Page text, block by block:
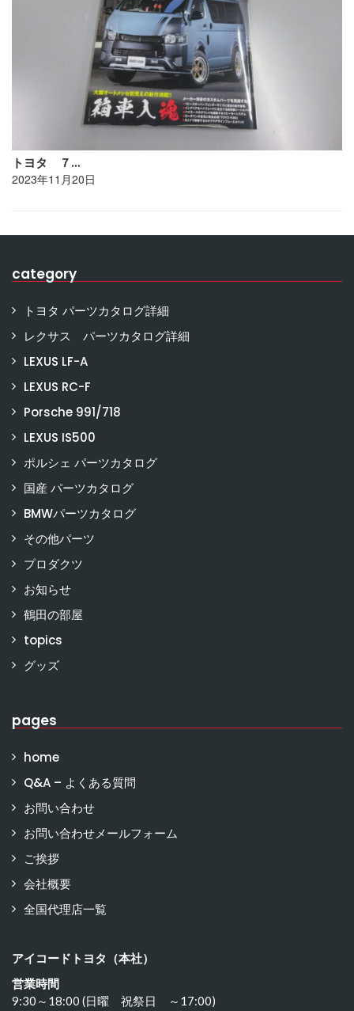
トヨタ ７…
2023年11月20日
category
トヨタ パーツカタログ詳細
レクサス パーツカタログ詳細
LEXUS LF-A
LEXUS RC-F
Porsche 991/718
LEXUS IS500
ポルシェ パーツカタログ
国産 パーツカタログ
BMWパーツカタログ
その他パーツ
プロダクツ
お知らせ
鶴田の部屋
topics
グッズ
pages
home
Q&A – よくある質問
お問い合わせ
お問い合わせメールフォーム
ご挨拶
会社概要
全国代理店一覧
アイコードトヨタ（本社）
営業時間
9:30～18:00 (日曜 祝祭日 ～17:00)